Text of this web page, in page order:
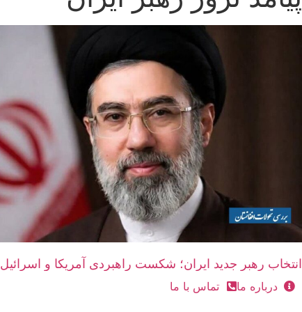
انتخاب رهبر جدید ایران؛ شکست راهبردی آمریکا و اسرائیل
درباره ما تماس با ما